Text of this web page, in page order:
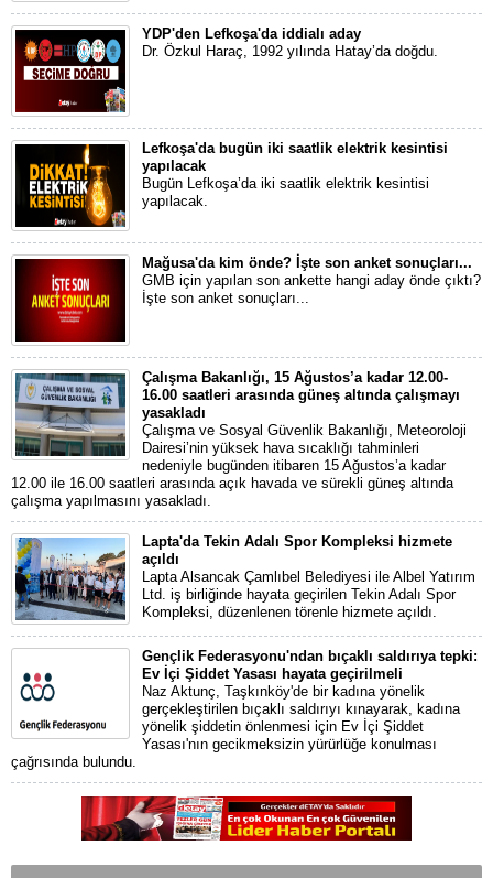
YDP'den Lefkoşa'da iddialı aday
Dr. Özkul Haraç, 1992 yılında Hatay’da doğdu.
Lefkoşa'da bugün iki saatlik elektrik kesintisi
yapılacak
Bugün Lefkoşa’da iki saatlik elektrik kesintisi
yapılacak.
Mağusa'da kim önde? İşte son anket sonuçları...
GMB için yapılan son ankette hangi aday önde çıktı?
İşte son anket sonuçları...
Çalışma Bakanlığı, 15 Ağustos’a kadar 12.00-
16.00 saatleri arasında güneş altında çalışmayı
yasakladı
Çalışma ve Sosyal Güvenlik Bakanlığı, Meteoroloji
Dairesi’nin yüksek hava sıcaklığı tahminleri
nedeniyle bugünden itibaren 15 Ağustos’a kadar
12.00 ile 16.00 saatleri arasında açık havada ve sürekli güneş altında
çalışma yapılmasını yasakladı.
Lapta'da Tekin Adalı Spor Kompleksi hizmete
açıldı
Lapta Alsancak Çamlıbel Belediyesi ile Albel Yatırım
Ltd. iş birliğinde hayata geçirilen Tekin Adalı Spor
Kompleksi, düzenlenen törenle hizmete açıldı.
Gençlik Federasyonu'ndan bıçaklı saldırıya tepki:
Ev İçi Şiddet Yasası hayata geçirilmeli
Naz Aktunç, Taşkınköy'de bir kadına yönelik
gerçekleştirilen bıçaklı saldırıyı kınayarak, kadına
yönelik şiddetin önlenmesi için Ev İçi Şiddet
Yasası'nın gecikmeksizin yürürlüğe konulması
çağrısında bulundu.